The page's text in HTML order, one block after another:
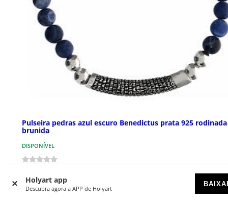
Holyart app
Descubra agora a APP de Holyart
Pulseira pedras azul escuro Benedictus prata 925 rodinada
brunida
DISPONÍVEL